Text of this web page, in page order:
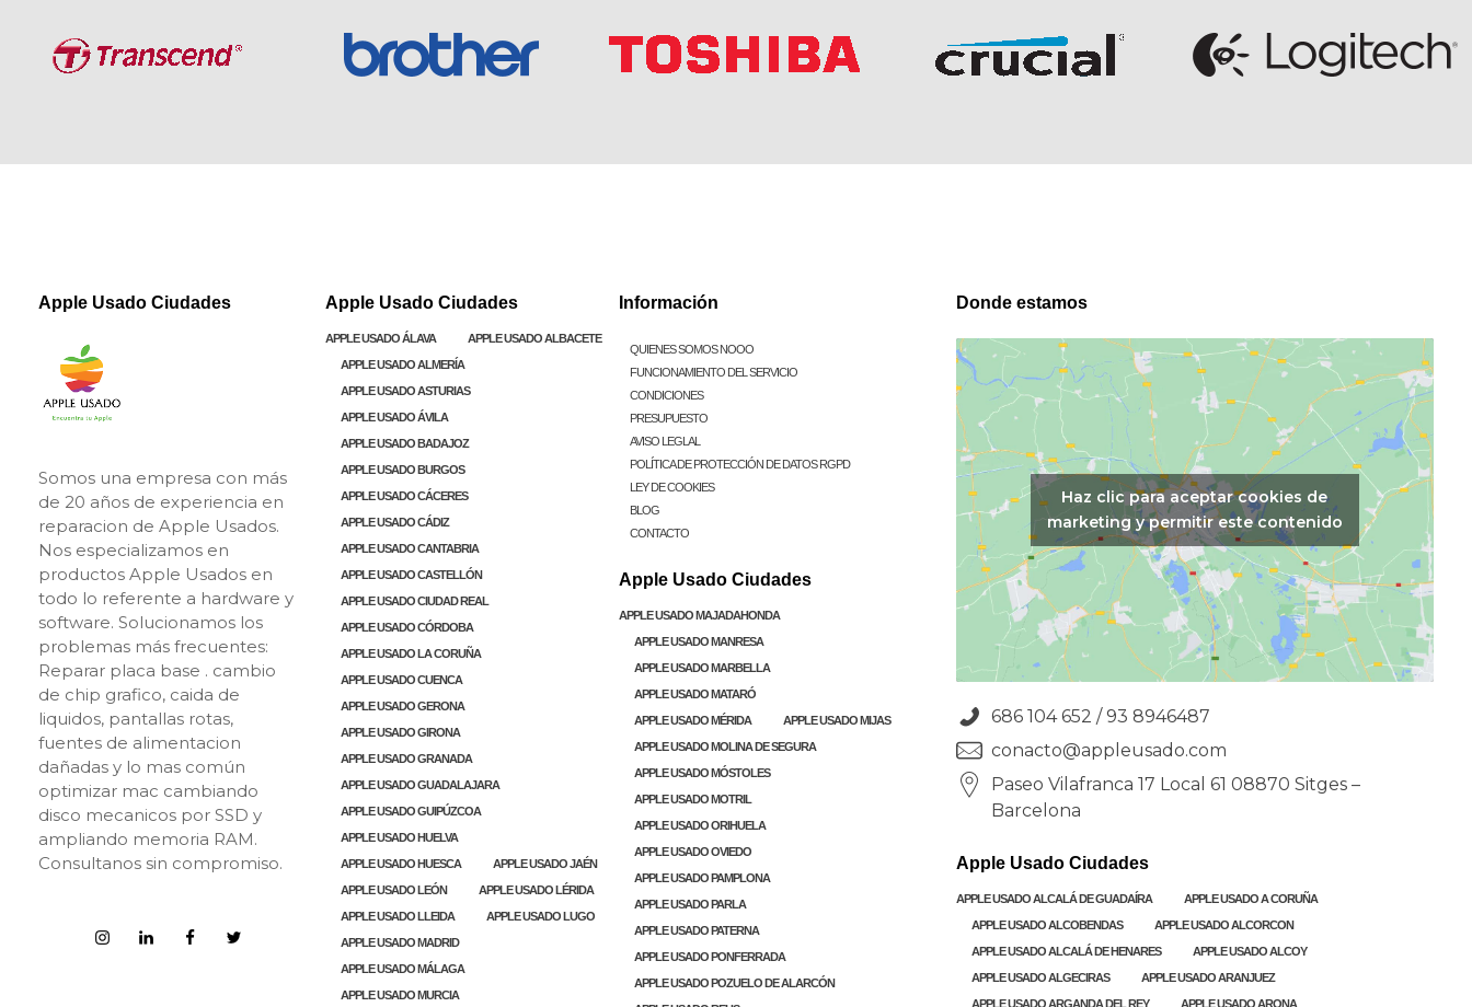
Apple Usado Ciudades
Somos una empresa con más
de 20 años de experiencia en
reparacion de Apple Usados.
Nos especializamos en
productos Apple Usados en
todo lo referente a hardware y
software. Solucionamos los
problemas más frecuentes:
Reparar placa base . cambio
de chip grafico, caida de
liquidos, pantallas rotas,
fuentes de alimentacion
dañadas y lo mas común
optimizar mac cambiando
disco mecanicos por SSD y
ampliando memoria RAM.
Consultanos sin compromiso.
Apple Usado Ciudades
APPLE USADO ÁLAVA
APPLE USADO ALBACETE
APPLE USADO ALMERÍA
APPLE USADO ASTURIAS
APPLE USADO ÁVILA
APPLE USADO BADAJOZ
APPLE USADO BURGOS
APPLE USADO CÁCERES
APPLE USADO CÁDIZ
APPLE USADO CANTABRIA
APPLE USADO CASTELLÓN
APPLE USADO CIUDAD REAL
APPLE USADO CÓRDOBA
APPLE USADO LA CORUÑA
APPLE USADO CUENCA
APPLE USADO GERONA
APPLE USADO GIRONA
APPLE USADO GRANADA
APPLE USADO GUADALAJARA
APPLE USADO GUIPÚZCOA
APPLE USADO HUELVA
APPLE USADO HUESCA
APPLE USADO JAÉN
APPLE USADO LEÓN
APPLE USADO LÉRIDA
APPLE USADO LLEIDA
APPLE USADO LUGO
APPLE USADO MADRID
APPLE USADO MÁLAGA
APPLE USADO MURCIA
Información
QUIENES SOMOS NOOO
FUNCIONAMIENTO DEL SERVICIO
CONDICIONES
PRESUPUESTO
AVISO LEGLAL
POLÍTICA DE PROTECCIÓN DE DATOS RGPD
LEY DE COOKIES
BLOG
CONTACTO
Apple Usado Ciudades
APPLE USADO MAJADAHONDA
APPLE USADO MANRESA
APPLE USADO MARBELLA
APPLE USADO MATARÓ
APPLE USADO MÉRIDA
APPLE USADO MIJAS
APPLE USADO MOLINA DE SEGURA
APPLE USADO MÓSTOLES
APPLE USADO MOTRIL
APPLE USADO ORIHUELA
APPLE USADO OVIEDO
APPLE USADO PAMPLONA
APPLE USADO PARLA
APPLE USADO PATERNA
APPLE USADO PONFERRADA
APPLE USADO POZUELO DE ALARCÓN
Donde estamos
Haz clic para aceptar cookies de
marketing y permitir este contenido
686 104 652 / 93 8946487
conacto@appleusado.com
Paseo Vilafranca 17 Local 61 08870 Sitges –
Barcelona
Apple Usado Ciudades
APPLE USADO ALCALÁ DE GUADAÍRA
APPLE USADO A CORUÑA
APPLE USADO ALCOBENDAS
APPLE USADO ALCORCON
APPLE USADO ALCALÁ DE HENARES
APPLE USADO ALCOY
APPLE USADO ALGECIRAS
APPLE USADO ARANJUEZ
APPLE USADO ARGANDA DEL REY
APPLE USADO ARONA